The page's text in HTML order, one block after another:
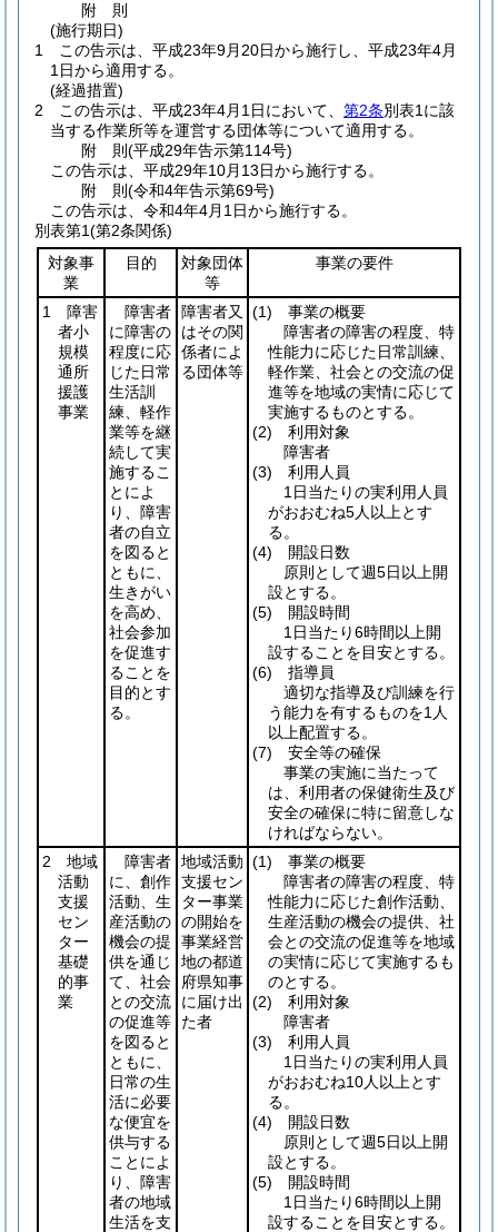
附 則
(施行期日)
1
この告示は、平成23年9月20日から施行し、平成23年4月
1日から適用する。
(経過措置)
2
この告示は、平成23年4月1日において、 第2条別表1に該
当する作業所等を運営する団体等について適用する。
附 則(平成29年告示第114号)
この告示は、平成29年10月13日から施行する。
附 則(令和4年告示第69号)
この告示は、令和4年4月1日から施行する。
別表第1(第2条関係)
対象事
業
目的
対象団体
等
事業の要件
1 障害
者小
規模
通所
援護
事業
障害者
に障害の
程度に応
じた日常
生活訓
練、軽作
業等を継
続して実
施するこ
とによ
り、障害
者の自立
を図ると
ともに、
生きがい
を高め、
社会参加
を促進す
ることを
目的とす
る。
障害者又
はその関
係者によ
る団体等
(1) 事業の概要
障害者の障害の程度、特
性能力に応じた日常訓練、
軽作業、社会との交流の促
進等を地域の実情に応じて
実施するものとする。
(2) 利用対象
障害者
(3) 利用人員
1日当たりの実利用人員
がおおむね5人以上とす
る。
(4) 開設日数
原則として週5日以上開
設とする。
(5) 開設時間
1日当たり6時間以上開
設することを目安とする。
(6) 指導員
適切な指導及び訓練を行
う能力を有するものを1人
以上配置する。
(7) 安全等の確保
事業の実施に当たって
は、利用者の保健衛生及び
安全の確保に特に留意しな
ければならない。
2 地域
活動
支援
セン
ター
基礎
的事
業
障害者
に、創作
活動、生
産活動の
機会の提
供を通じ
て、社会
との交流
の促進等
を図ると
ともに、
日常の生
活に必要
な便宜を
供与する
ことによ
り、障害
者の地域
生活を支
地域活動
支援セン
ター事業
の開始を
事業経営
地の都道
府県知事
に届け出
た者
(1) 事業の概要
障害者の障害の程度、特
性能力に応じた創作活動、
生産活動の機会の提供、社
会との交流の促進等を地域
の実情に応じて実施するも
のとする。
(2) 利用対象
障害者
(3) 利用人員
1日当たりの実利用人員
がおおむね10人以上とす
る。
(4) 開設日数
原則として週5日以上開
設とする。
(5) 開設時間
1日当たり6時間以上開
設することを目安とする。